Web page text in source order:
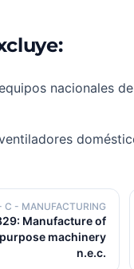
nacionales
C - MANUFACTURING
Manufacture of
machinery
n.e.c.